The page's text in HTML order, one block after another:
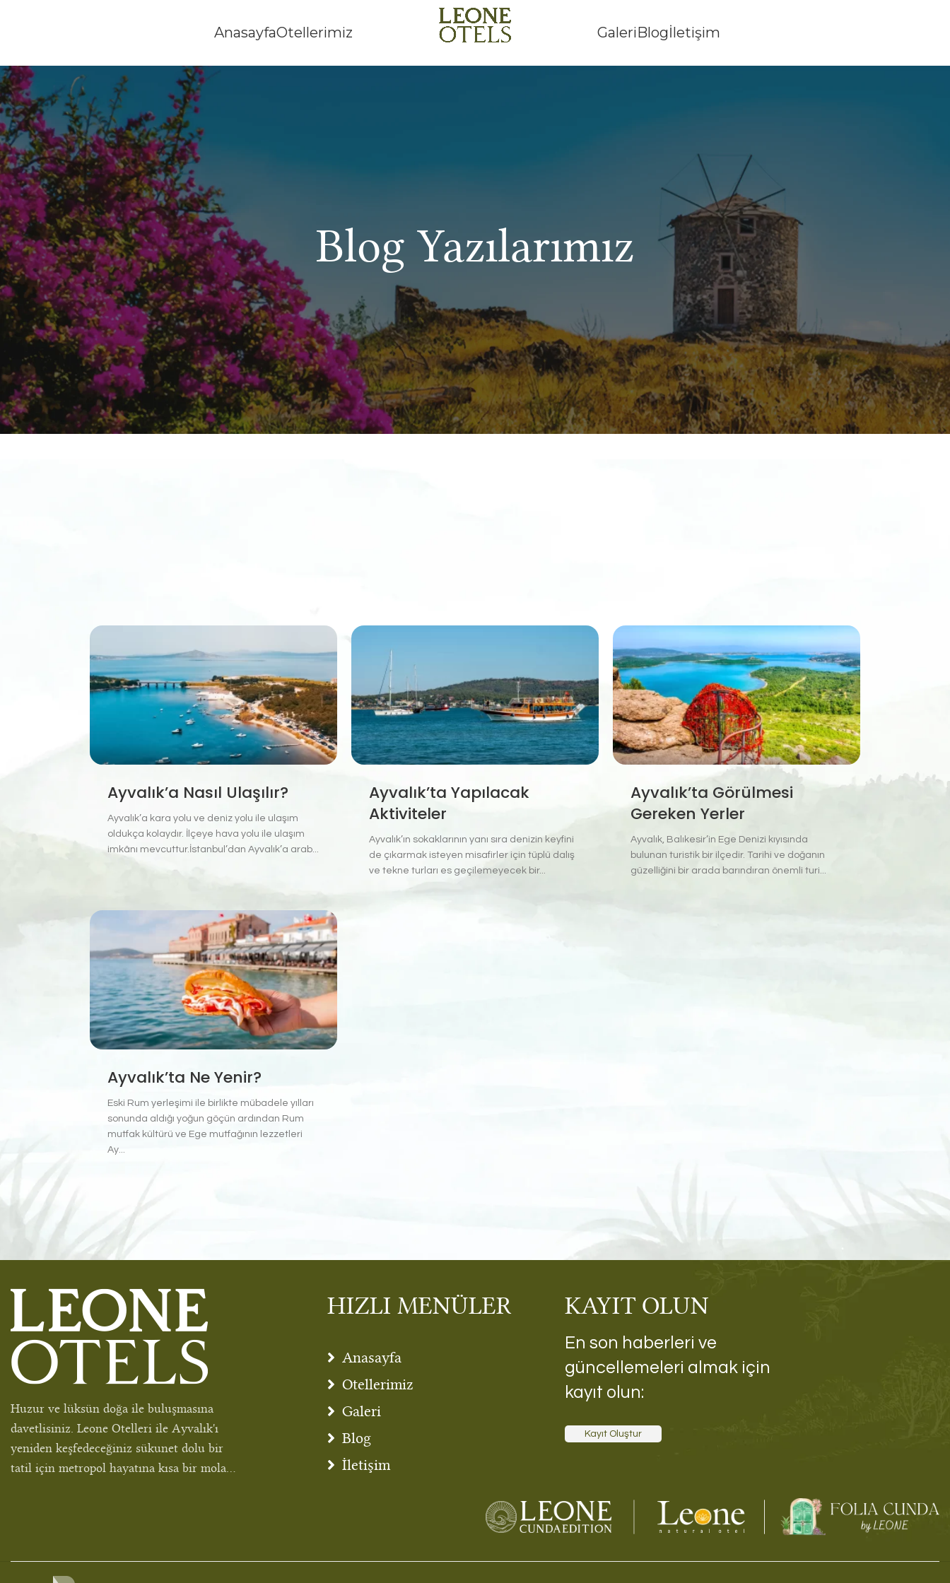
AnasayfaOtellerimiz GaleriBlogİletişim
Blog Yazılarımız
Ayvalık’a Nasıl Ulaşılır?
Ayvalık’a kara yolu ve deniz yolu ile ulaşım
oldukça kolaydır. İlçeye hava yolu ile ulaşım
imkânı mevcuttur.İstanbul’dan Ayvalık’a arab...
Ayvalık’ta Yapılacak
Aktiviteler
Ayvalık’ın sokaklarının yanı sıra denizin keyfini
de çıkarmak isteyen misafirler için tüplü dalış
ve tekne turları es geçilemeyecek bir...
Ayvalık’ta Görülmesi
Gereken Yerler
Ayvalık, Balıkesir’in Ege Denizi kıyısında
bulunan turistik bir ilçedir. Tarihi ve doğanın
güzelliğini bir arada barındıran önemli turi...
Ayvalık’ta Ne Yenir?
Eski Rum yerleşimi ile birlikte mübadele yılları
sonunda aldığı yoğun göçün ardından Rum
mutfak kültürü ve Ege mutfağının lezzetleri
Ay...
Huzur ve lüksün doğa ile buluşmasına
davetlisiniz. Leone Otelleri ile Ayvalık'ı
yeniden keşfedeceğiniz sükunet dolu bir
tatil için metropol hayatına kısa bir mola...
HIZLI MENÜLER
Anasayfa
Otellerimiz
Galeri
Blog
İletişim
KAYIT OLUN
En son haberleri ve
güncellemeleri almak için
kayıt olun:
Kayıt Oluştur